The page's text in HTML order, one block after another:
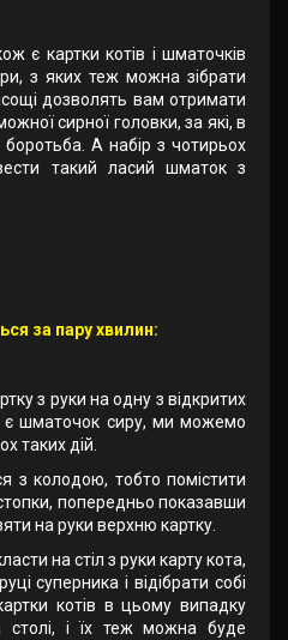
є картки котів і шматочків
з яких теж можна зібрати
дозволять вам отримати
сирної головки, за які, в
боротьба. А набір з чотирьох
такий ласий шматок з
за пару хвилин:
з руки на одну з відкритих
є шматочок сиру, ми можемо
таких дій.
колодою, тобто помістити
попередньо показавши
на руки верхню картку.
на стіл з руки карту кота,
суперника і відібрати собі
котів в цьому випадку
і їх теж можна буде